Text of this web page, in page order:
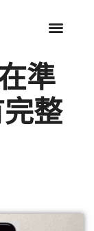
準
整